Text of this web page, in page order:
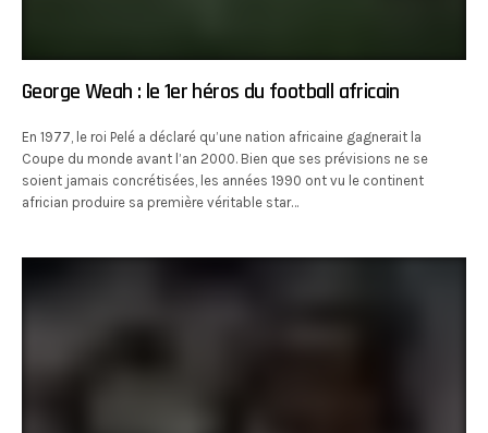
George Weah : le 1er héros du football africain
En 1977, le roi Pelé a déclaré qu’une nation africaine gagnerait la
Coupe du monde avant l’an 2000. Bien que ses prévisions ne se
soient jamais concrétisées, les années 1990 ont vu le continent
africian produire sa première véritable star…